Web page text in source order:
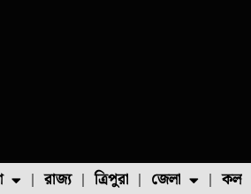
রাজ্য ত্রিপুরা জেলা